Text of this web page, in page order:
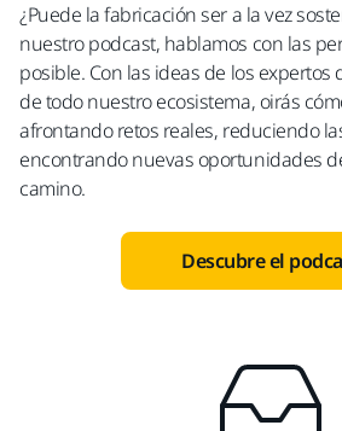
¿Puede la fabricación ser a la vez
nuestro podcast, hablamos con las
posible. Con las ideas de los expertos
de todo nuestro ecosistema, oirás
afrontando retos reales, reduciendo
encontrando nuevas oportunidades
camino.
Descubre el